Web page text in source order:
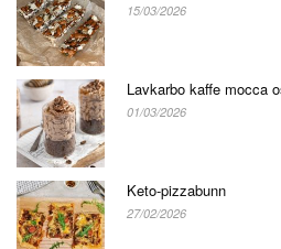
15/03/2026
Lavkarbo kaffe mocca
01/03/2026
Keto-pizzabunn
27/02/2026